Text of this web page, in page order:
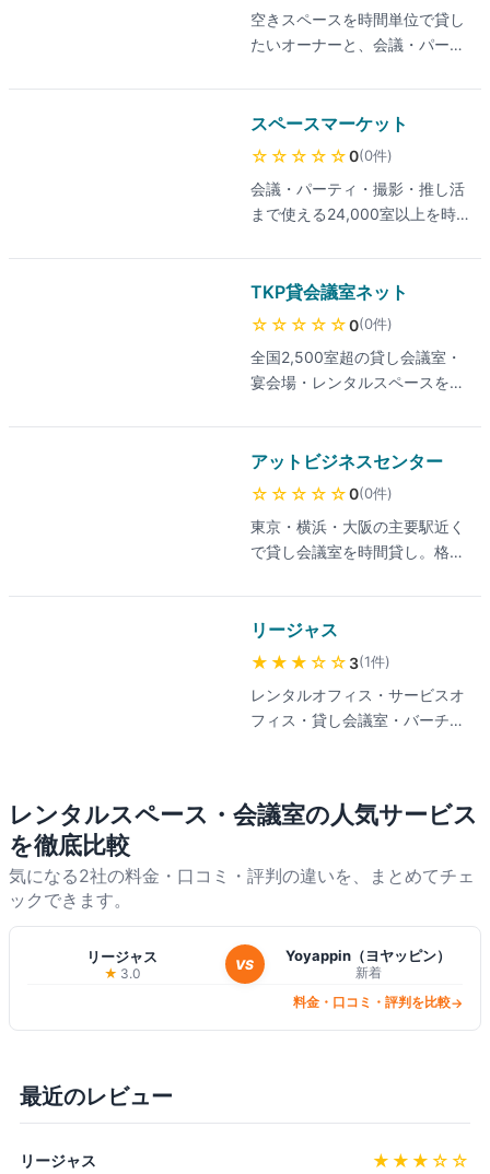
空きスペースを時間単位で貸し
たいオーナーと、会議・パーテ
したい人をマッチングするレン
タルスペース検索予約サイト。
1948年創業の大阪企業「友安
スペースマーケット
☆☆☆☆☆0(0件)
会議・パーティ・撮影・推し活
まで使える24,000室以上を時
のレンタルスペース・プラット
フォーム。1時間115円〜利用可
能。
TKP貸会議室ネット
☆☆☆☆☆0(0件)
全国2,500室超の貸し会議室・
宴会場・レンタルスペースを時
日祝割増ゼロ。10Gbps高速Wi-
Fi完備で研修・セミナーに最
適。
アットビジネスセンター
☆☆☆☆☆0(0件)
東京・横浜・大阪の主要駅近く
で貸し会議室を時間貸し。格安
を予約可能。研修・面接・セミ
ナーなどビジネス用途に最適。
リージャス
★★★ ☆☆ 3(1件)
レンタルオフィス・サービスオ
フィス・貸し会議室・バーチャ
レンタルスペース・会議室の人気サービス
を徹底比較
気になる2社の料金・口コミ・評判の違いを、まとめてチェ
ックできます。
リージャス
★ 3.0
VS
Yoyappin（ヨヤッピン）
新着
料金・口コミ・評判を比較→
最近のレビュー
リージャス ★★★ ☆☆